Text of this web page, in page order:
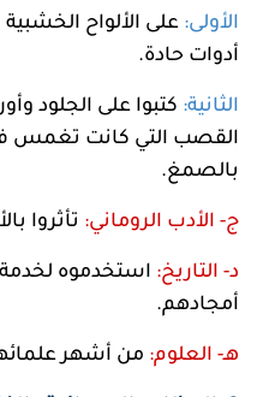
الأولى: على الألواح
أدوات حادة.
الثانية: كتبوا على الجلود
القصب التي كانت تغمس
بالصمغ.
ج- الأدب الروماني: تأثروا
د- التاريخ: استخدموه
أمجادهم.
هـ- العلوم: من أشهر